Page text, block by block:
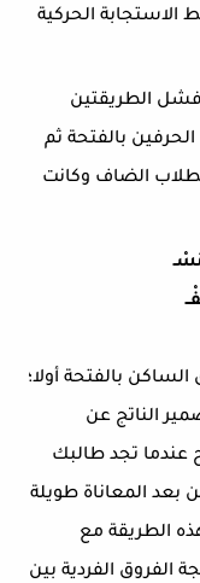
الاستجابة الحركية
فشل الطريقتين
بالفتحة ثم
الضاف وكانت
مَسْـ
بالفتحة أولا؛
الناتج عن
عندما تجد طالبك
المعاناة طويلة
الطريقة مع
الفروق الفردية بين